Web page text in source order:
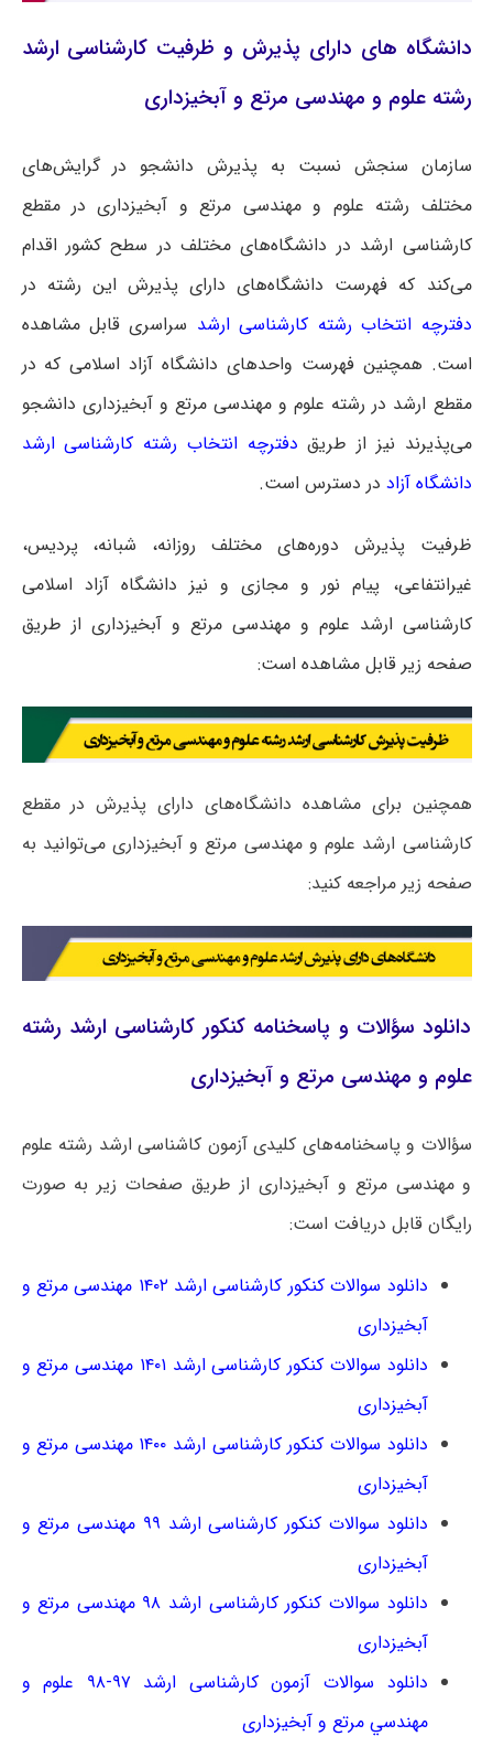
دانشگاه های دارای پذیرش و ظرفیت کارشناسی ارشد
رشته علوم و مهندسی مرتع و آبخیزداری
سازمان سنجش نسبت به پذیرش دانشجو در گرایش‌های
مختلف رشته علوم و مهندسی مرتع و آبخیزداری در مقطع
کارشناسی ارشد در دانشگاه‌های مختلف در سطح کشور اقدام
می‌کند که فهرست دانشگاه‌های دارای پذیرش این رشته در
دفترچه انتخاب رشته کارشناسی ارشد سراسریقابل مشاهده
است. همچنین فهرست واحدهای دانشگاه آزاد اسلامی که در
مقطع ارشد در رشته علوم و مهندسی مرتع و آبخیزداری دانشجو
می‌پذیرند نیز از طریق دفترچه انتخاب رشته کارشناسی ارشد
دانشگاه آزاد در دسترس است.
ظرفیت پذیرش دوره‌های مختلف روزانه، شبانه، پردیس،
غیرانتفاعی، پیام نور و مجازی و نیز دانشگاه آزاد اسلامی
کارشناسی ارشد علوم و مهندسی مرتع و آبخیزداری از طریق
صفحه زیر قابل مشاهده است:
همچنین برای مشاهده دانشگاه‌های دارای پذیرش در مقطع
کارشناسی ارشد علوم و مهندسی مرتع و آبخیزداری می‌توانید به
صفحه زیر مراجعه کنید:
دانلود سؤالات و پاسخنامه کنکور کارشناسی ارشد رشته
علوم و مهندسی مرتع و آبخیزداری
سؤالات و پاسخنامه‌های کلیدی آزمون کاشناسی ارشد رشته علوم
و مهندسی مرتع و آبخیزداری از طریق صفحات زیر به صورت
رایگان قابل دریافت است:
دانلود سوالات کنکور کارشناسی ارشد ۱۴۰۲ مهندسی مرتع و
آبخیزداری
دانلود سوالات کنکور کارشناسی ارشد ۱۴۰۱ مهندسی مرتع و
آبخیزداری
دانلود سوالات کنکور کارشناسی ارشد ۱۴۰۰ مهندسی مرتع و
آبخیزداری
دانلود سوالات کنکور کارشناسی ارشد ۹۹ مهندسی مرتع و
آبخیزداری
دانلود سوالات کنکور کارشناسی ارشد ۹۸ مهندسی مرتع و
آبخیزداری
دانلود سوالات آزمون کارشناسی ارشد ۹۷-۹۸ ﻋﻠﻮم و
ﻣﻬﻨﺪﺳﻲ ﻣﺮﺗﻊ و آﺑﺨﻴﺰداری